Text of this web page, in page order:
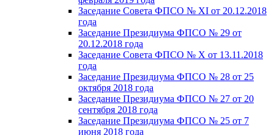
Заседание Совета ФПСО № XI от 20.12.2018
года
Заседание Президиума ФПСО № 29 от
20.12.2018 года
Заседание Совета ФПСО № X от 13.11.2018
года
Заседание Президиума ФПСО № 28 от 25
октября 2018 года
Заседание Президиума ФПСО № 27 от 20
сентября 2018 года
Заседание Президиума ФПСО № 25 от 7
июня 2018 года